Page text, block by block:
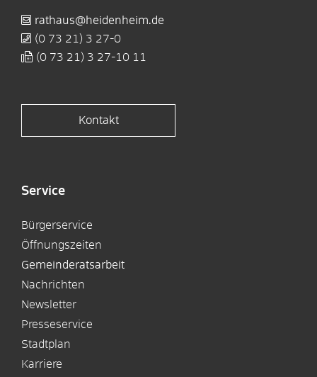
rathaus@heidenheim.de
(0 73 21) 3 27-0
(0 73 21) 3 27-10 11
Kontakt
Service
Bürgerservice
Öffnungszeiten
Gemeinderatsarbeit
Nachrichten
Newsletter
Presseservice
Stadtplan
Karriere